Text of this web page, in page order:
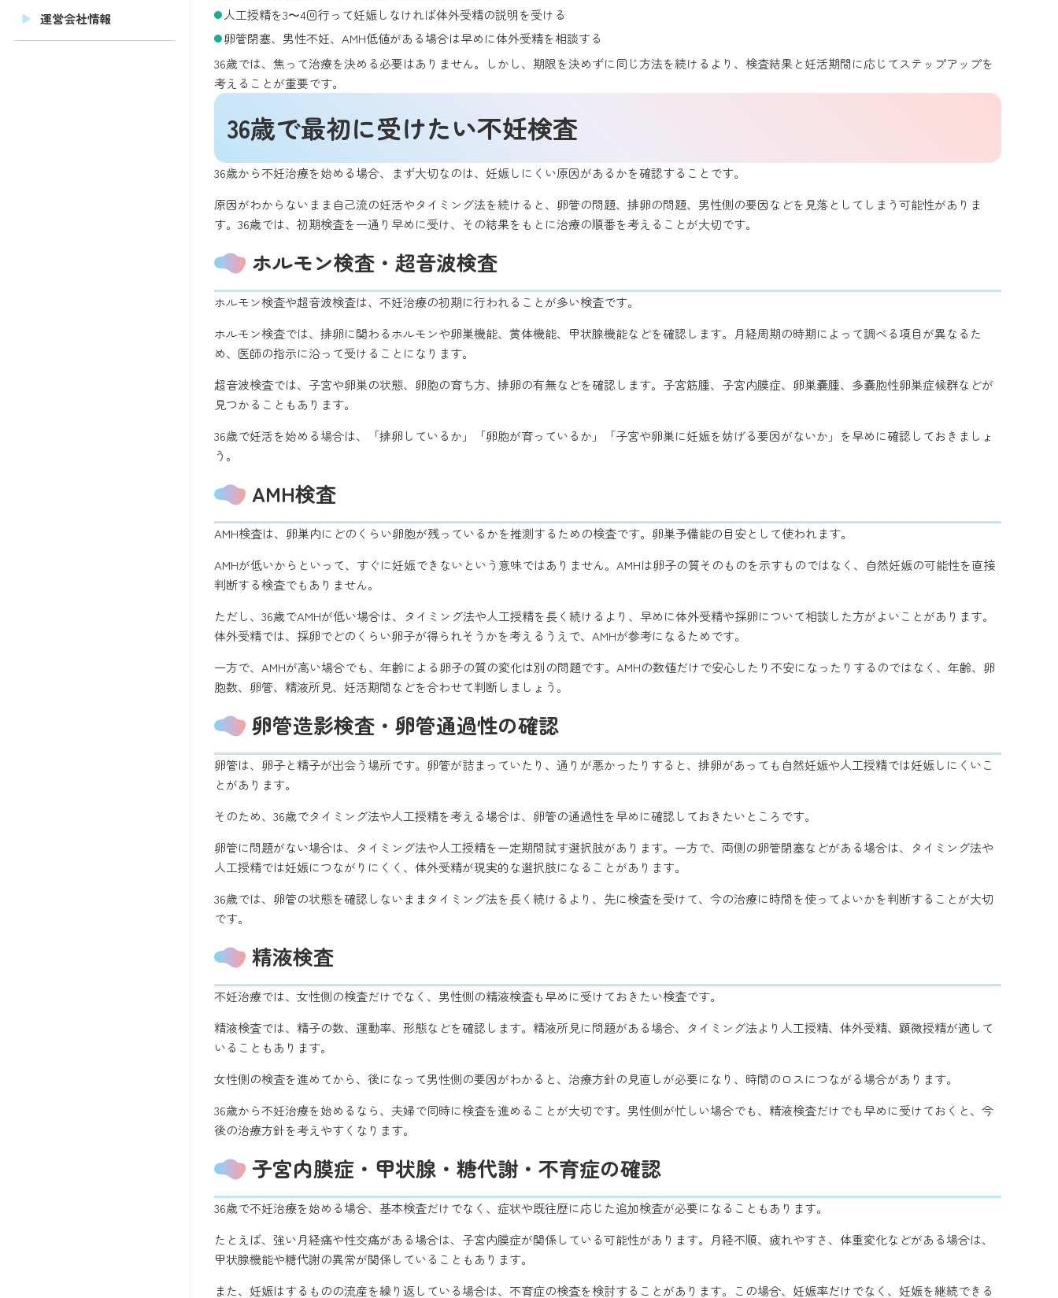
運営会社情報
人工授精を3〜4回行って妊娠しなければ体外受精の説明を受ける
卵管閉塞、男性不妊、AMH低値がある場合は早めに体外受精を相談する
36歳では、焦って治療を決める必要はありません。しかし、期限を決めずに同じ方法を続けるより、検査結果と妊活期間に応じてステップアップを
考えることが重要です。
36歳で最初に受けたい不妊検査
36歳から不妊治療を始める場合、まず大切なのは、妊娠しにくい原因があるかを確認することです。
原因がわからないまま自己流の妊活やタイミング法を続けると、卵管の問題、排卵の問題、男性側の要因などを見落としてしまう可能性がありま
す。36歳では、初期検査を一通り早めに受け、その結果をもとに治療の順番を考えることが大切です。
ホルモン検査・超音波検査
ホルモン検査や超音波検査は、不妊治療の初期に行われることが多い検査です。
ホルモン検査では、排卵に関わるホルモンや卵巣機能、黄体機能、甲状腺機能などを確認します。月経周期の時期によって調べる項目が異なるた
め、医師の指示に沿って受けることになります。
超音波検査では、子宮や卵巣の状態、卵胞の育ち方、排卵の有無などを確認します。子宮筋腫、子宮内膜症、卵巣嚢腫、多嚢胞性卵巣症候群などが
見つかることもあります。
36歳で妊活を始める場合は、「排卵しているか」「卵胞が育っているか」「子宮や卵巣に妊娠を妨げる要因がないか」を早めに確認しておきましょ
う。
AMH検査
AMH検査は、卵巣内にどのくらい卵胞が残っているかを推測するための検査です。卵巣予備能の目安として使われます。
AMHが低いからといって、すぐに妊娠できないという意味ではありません。AMHは卵子の質そのものを示すものではなく、自然妊娠の可能性を直接
判断する検査でもありません。
ただし、36歳でAMHが低い場合は、タイミング法や人工授精を長く続けるより、早めに体外受精や採卵について相談した方がよいことがあります。
体外受精では、採卵でどのくらい卵子が得られそうかを考えるうえで、AMHが参考になるためです。
一方で、AMHが高い場合でも、年齢による卵子の質の変化は別の問題です。AMHの数値だけで安心したり不安になったりするのではなく、年齢、卵
胞数、卵管、精液所見、妊活期間などを合わせて判断しましょう。
卵管造影検査・卵管通過性の確認
卵管は、卵子と精子が出会う場所です。卵管が詰まっていたり、通りが悪かったりすると、排卵があっても自然妊娠や人工授精では妊娠しにくいこ
とがあります。
そのため、36歳でタイミング法や人工授精を考える場合は、卵管の通過性を早めに確認しておきたいところです。
卵管に問題がない場合は、タイミング法や人工授精を一定期間試す選択肢があります。一方で、両側の卵管閉塞などがある場合は、タイミング法や
人工授精では妊娠につながりにくく、体外受精が現実的な選択肢になることがあります。
36歳では、卵管の状態を確認しないままタイミング法を長く続けるより、先に検査を受けて、今の治療に時間を使ってよいかを判断することが大切
です。
精液検査
不妊治療では、女性側の検査だけでなく、男性側の精液検査も早めに受けておきたい検査です。
精液検査では、精子の数、運動率、形態などを確認します。精液所見に問題がある場合、タイミング法より人工授精、体外受精、顕微授精が適して
いることもあります。
女性側の検査を進めてから、後になって男性側の要因がわかると、治療方針の見直しが必要になり、時間のロスにつながる場合があります。
36歳から不妊治療を始めるなら、夫婦で同時に検査を進めることが大切です。男性側が忙しい場合でも、精液検査だけでも早めに受けておくと、今
後の治療方針を考えやすくなります。
子宮内膜症・甲状腺・糖代謝・不育症の確認
36歳で不妊治療を始める場合、基本検査だけでなく、症状や既往歴に応じた追加検査が必要になることもあります。
たとえば、強い月経痛や性交痛がある場合は、子宮内膜症が関係している可能性があります。月経不順、疲れやすさ、体重変化などがある場合は、
甲状腺機能や糖代謝の異常が関係していることもあります。
また、妊娠はするものの流産を繰り返している場合は、不育症の検査を検討することがあります。この場合、妊娠率だけでなく、妊娠を継続できる